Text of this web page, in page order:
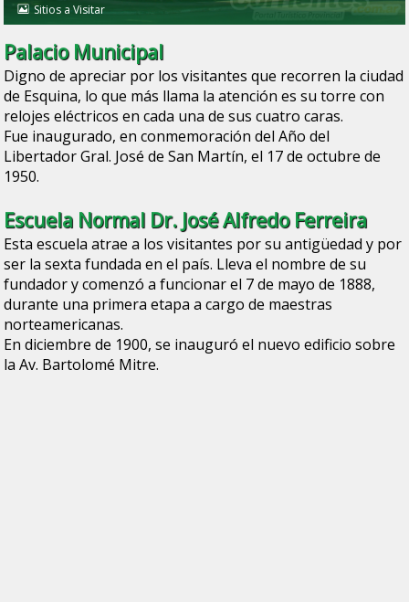
Sitios a Visitar
Palacio Municipal
Digno de apreciar por los visitantes que recorren la ciudad
de Esquina, lo que más llama la atención es su torre con
relojes eléctricos en cada una de sus cuatro caras.
Fue inaugurado, en conmemoración del Año del
Libertador Gral. José de San Martín, el 17 de octubre de
1950.
Escuela Normal Dr. José Alfredo Ferreira
Esta escuela atrae a los visitantes por su antigüedad y por
ser la sexta fundada en el país. Lleva el nombre de su
fundador y comenzó a funcionar el 7 de mayo de 1888,
durante una primera etapa a cargo de maestras
norteamericanas.
En diciembre de 1900, se inauguró el nuevo edificio sobre
la Av. Bartolomé Mitre.